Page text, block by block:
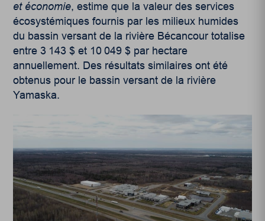
et économie, estime que la valeur des services
écosystémiques fournis par les milieux humides
du bassin versant de la rivière Bécancour totalise
entre 3 143 $ et 10 049 $ par hectare
annuellement. Des résultats similaires ont été
obtenus pour le bassin versant de la rivière
Yamaska.